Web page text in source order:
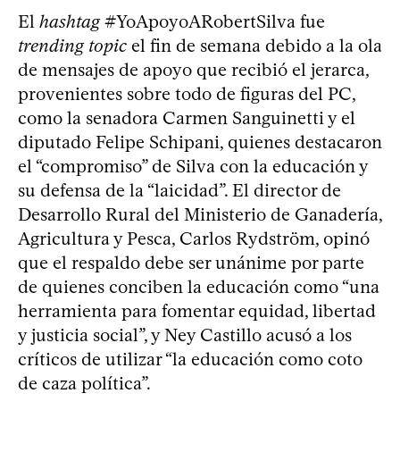
El hashtag#YoApoyoARobertSilva fue
trending topic el fin de semana debido a la ola
de mensajes de apoyo que recibió el jerarca,
provenientes sobre todo de figuras del PC,
como la senadora Carmen Sanguinetti y el
diputado Felipe Schipani, quienes destacaron
el “compromiso” de Silva con la educación y
su defensa de la “laicidad”. El director de
Desarrollo Rural del Ministerio de Ganadería,
Agricultura y Pesca, Carlos Rydström, opinó
que el respaldo debe ser unánime por parte
de quienes conciben la educación como “una
herramienta para fomentar equidad, libertad
y justicia social”, y Ney Castillo acusó a los
críticos de utilizar “la educación como coto
de caza política”.